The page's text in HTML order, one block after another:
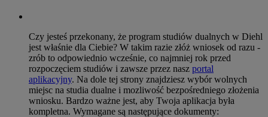
Czy jesteś przekonany, że program studiów dualnych w Diehl
jest właśnie dla Ciebie? W takim razie złóż wniosek od razu -
zrób to odpowiednio wcześnie, co najmniej rok przed
rozpoczęciem studiów i zawsze przez nasz portal
aplikacyjny. Na dole tej strony znajdziesz wybór wolnych
miejsc na studia dualne i mozliwość bezpośredniego złożenia
wniosku. Bardzo ważne jest, aby Twoja aplikacja była
kompletna. Wymagane są następujące dokumenty: